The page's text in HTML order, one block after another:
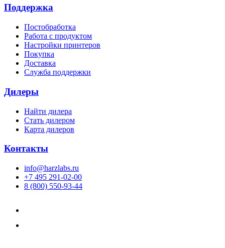
Поддержка
Постобработка
Работа с продуктом
Настройки принтеров
Покупка
Доставка
Служба поддержки
Дилеры
Найти дилера
Cтать дилером
Карта дилеров
Контакты
info@harzlabs.ru
+7 495 291-02-00
8 (800) 550-93-44